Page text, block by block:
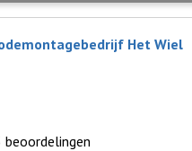
Het Wiel
beoordelingen